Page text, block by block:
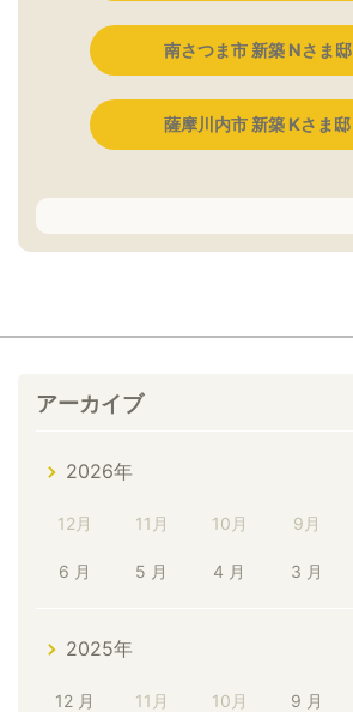
南さつま市 新築 Nさま邸
薩摩川内市 新築 Kさま邸
アーカイブ
2026年
12月 11月 10月 9月
6 月 5 月 4 月 3 月
2025年
12 月 11月 10月 9 月